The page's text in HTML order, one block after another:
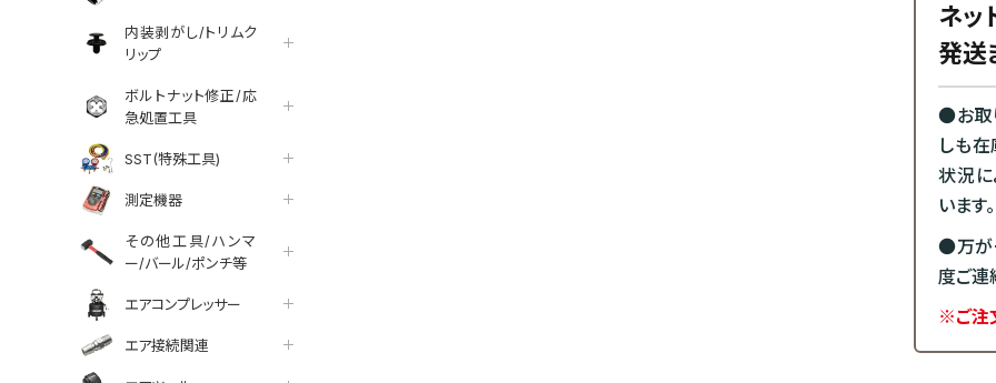
内装剥がし/トリムク
リップ
ボルトナット修正/応
急処置工具
SST(特殊工具)
測定機器
その他工具/ハンマ
ー/バール/ポンチ等
エアコンプレッサー
エア接続関連
ネッ
発送
●お取
しも
状況に
います。
●万が
度ご連
※ご注